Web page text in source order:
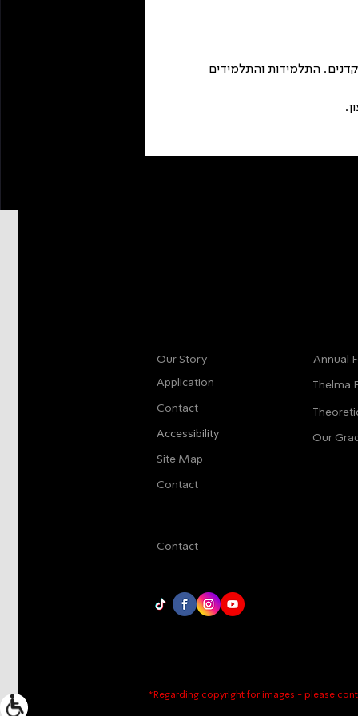
התלמידות והתלמידים
Our Story
Application
Contact
Accessibility
Site Map
Annual
Thelma
Our
Contact
Contact
*Regarding copyright for images - please